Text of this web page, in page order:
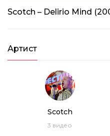
Scotch – Delirio Mind
Артист
Scotch
3 видео